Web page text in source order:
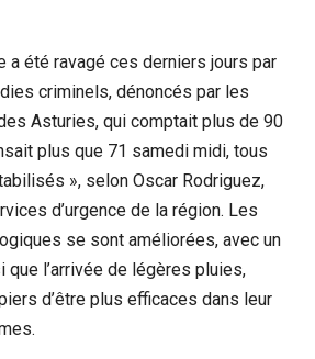
a été ravagé ces derniers jours par
criminels, dénoncés par les
Asturies, qui comptait plus de 90
plus que 71 samedi midi, tous
», selon Oscar Rodriguez,
d’urgence de la région. Les
se sont améliorées, avec un
que l’arrivée de légères pluies,
d’être plus efficaces dans leur